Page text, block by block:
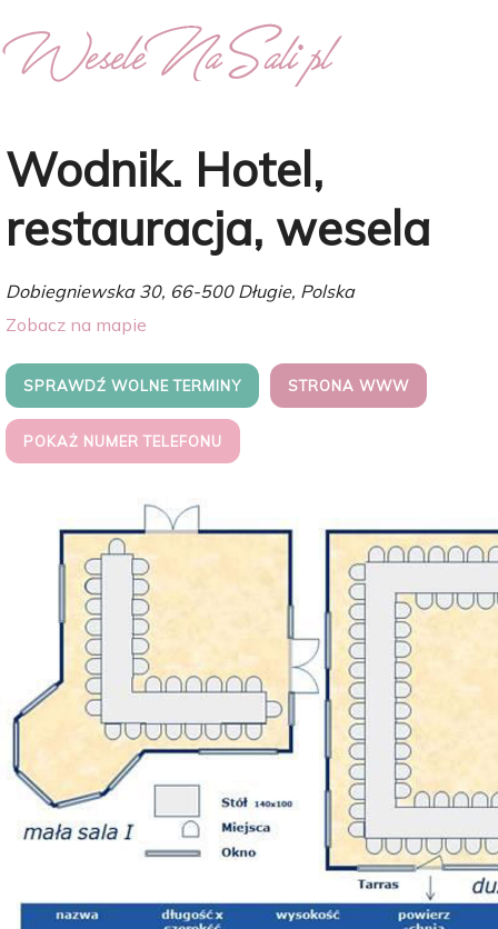
Wodnik. Hotel,
restauracja, wesela
Dobiegniewska 30, 66-500 Długie, Polska
Zobacz na mapie
SPRAWDŹ WOLNE TERMINY STRONA WWW
POKAŻ NUMER TELEFONU